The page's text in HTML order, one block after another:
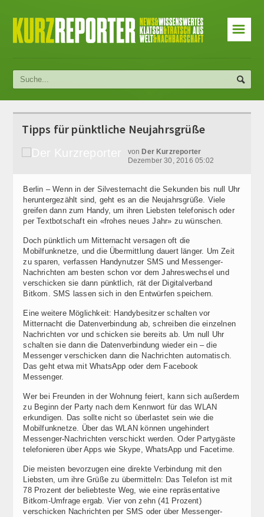
☰
Tipps für pünktliche Neujahrsgrüße
von Der Kurzreporter
Dezember 30, 2016 05:02
Berlin – Wenn in der Silvesternacht die Sekunden bis null Uhr
heruntergezählt sind, geht es an die Neujahrsgrüße. Viele
greifen dann zum Handy, um ihren Liebsten telefonisch oder
per Textbotschaft ein «frohes neues Jahr» zu wünschen.
Doch pünktlich um Mitternacht versagen oft die
Mobilfunknetze, und die Übermittlung dauert länger. Um Zeit
zu sparen, verfassen Handynutzer SMS und Messenger-
Nachrichten am besten schon vor dem Jahreswechsel und
verschicken sie dann pünktlich, rät der Digitalverband
Bitkom. SMS lassen sich in den Entwürfen speichern.
Eine weitere Möglichkeit: Handybesitzer schalten vor
Mitternacht die Datenverbindung ab, schreiben die einzelnen
Nachrichten vor und schicken sie bereits ab. Um null Uhr
schalten sie dann die Datenverbindung wieder ein – die
Messenger verschicken dann die Nachrichten automatisch.
Das geht etwa mit WhatsApp oder dem Facebook
Messenger.
Wer bei Freunden in der Wohnung feiert, kann sich außerdem
zu Beginn der Party nach dem Kennwort für das WLAN
erkundigen. Das sollte nicht so überlastet sein wie die
Mobilfunknetze. Über das WLAN können ungehindert
Messenger-Nachrichten verschickt werden. Oder Partygäste
telefonieren über Apps wie Skype, WhatsApp und Facetime.
Die meisten bevorzugen eine direkte Verbindung mit den
Liebsten, um ihre Grüße zu übermitteln: Das Telefon ist mit
78 Prozent der beliebteste Weg, wie eine repräsentative
Bitkom-Umfrage ergab. Vier von zehn (41 Prozent)
verschicken Nachrichten per SMS oder über Messenger-